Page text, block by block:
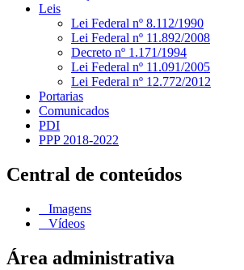
Leis
Lei Federal nº 8.112/1990
Lei Federal nº 11.892/2008
Decreto nº 1.171/1994
Lei Federal nº 11.091/2005
Lei Federal nº 12.772/2012
Portarias
Comunicados
PDI
PPP 2018-2022
Central de conteúdos
Imagens
Vídeos
Área administrativa